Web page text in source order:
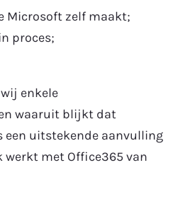
Microsoft zelf maakt;
proces;
enkele
waaruit blijkt dat
een uitstekende aanvulling
werkt met Office365 van